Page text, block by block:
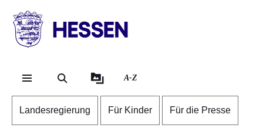
HESSEN
Landesregierung
A-Z
Landesregierung Für Kinder Für die Presse